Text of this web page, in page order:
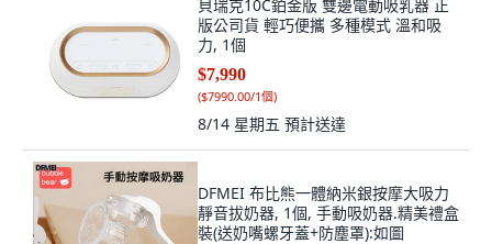
貝瑞克10C鉑金版 雙邊電動吸乳器 正
版公司貨 輕巧便攜 多種模式 溫和吸
力, 1個
$7,990
($7990.00/1個)
8/14 星期五 預計送達
DFMEI 布比熊一體納米銀按摩大吸力
靜音拔奶器, 1個, 手動吸奶器.精美禮盒
裝(送奶嘴螺牙蓋+防塵罩):如圖